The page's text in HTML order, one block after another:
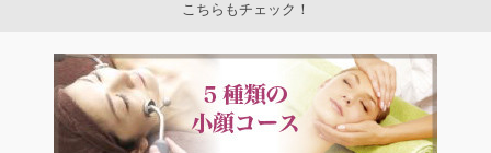
こちらもチェック！